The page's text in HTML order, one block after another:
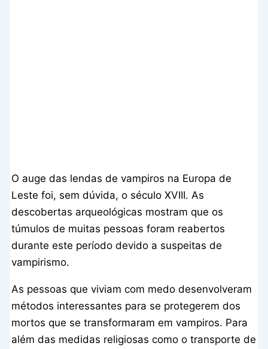
O auge das lendas de vampiros na Europa de
Leste foi, sem dúvida, o século XVIII. As
descobertas arqueológicas mostram que os
túmulos de muitas pessoas foram reabertos
durante este período devido a suspeitas de
vampirismo.
As pessoas que viviam com medo desenvolveram
métodos interessantes para se protegerem dos
mortos que se transformaram em vampiros. Para
além das medidas religiosas como o transporte de